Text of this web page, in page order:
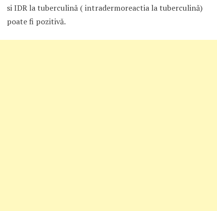
si IDR la tuberculină ( intradermoreactia la tuberculină)
poate fi pozitivă.